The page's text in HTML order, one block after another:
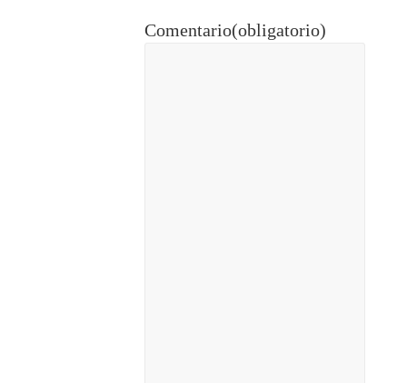
Comentario(obligatorio)